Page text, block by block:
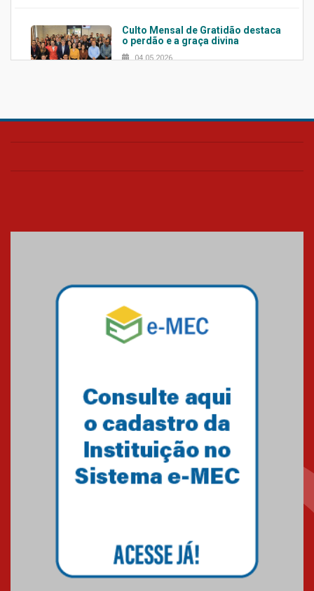
Culto Mensal de Gratidão destaca
o perdão e a graça divina
04.05.2026
Confira como foi o culto mensal
Mackenzie mobiliza campanha
solidária para apoiar famílias em
Minas Gerais
Primeiro culto do ano ressalta o
27.02.2026